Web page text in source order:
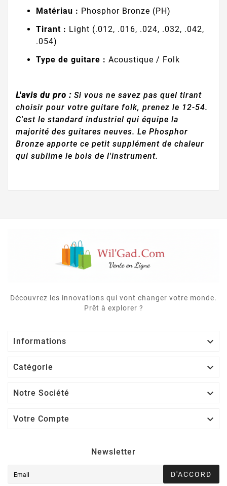
Matériau : Phosphor Bronze (PH)
Tirant : Light (.012, .016, .024, .032, .042,
.054)
Type de guitare : Acoustique / Folk
L'avis du pro : Si vous ne savez pas quel tirant
choisir pour votre guitare folk, prenez le 12-54.
C'est le standard industriel qui équipe la
majorité des guitares neuves. Le Phosphor
Bronze apporte ce petit supplément de chaleur
qui sublime le bois de l'instrument.
Découvrez les innovations qui vont changer votre monde.
Prêt à explorer ?
Informations 
Catégorie 
Notre Société 
Votre Compte 
Newsletter
D'ACCORD